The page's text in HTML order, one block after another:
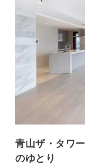
青山ザ・タワ
のゆとり